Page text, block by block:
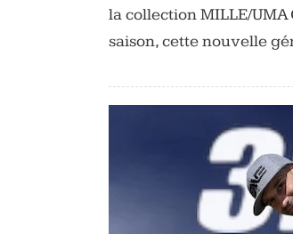
la collection MILLE/
saison, cette nouvelle